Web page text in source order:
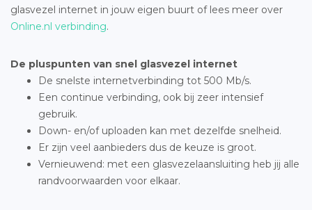
glasvezel internet in jouw eigen buurt of lees meer over
Online.nl verbinding.
De pluspunten van snel glasvezel internet
De snelste internetverbinding tot 500 Mb/s.
Een continue verbinding, ook bij zeer intensief
gebruik.
Down- en/of uploaden kan met dezelfde snelheid.
Er zijn veel aanbieders dus de keuze is groot.
Vernieuwend: met een glasvezelaansluiting heb jij alle
randvoorwaarden voor elkaar.